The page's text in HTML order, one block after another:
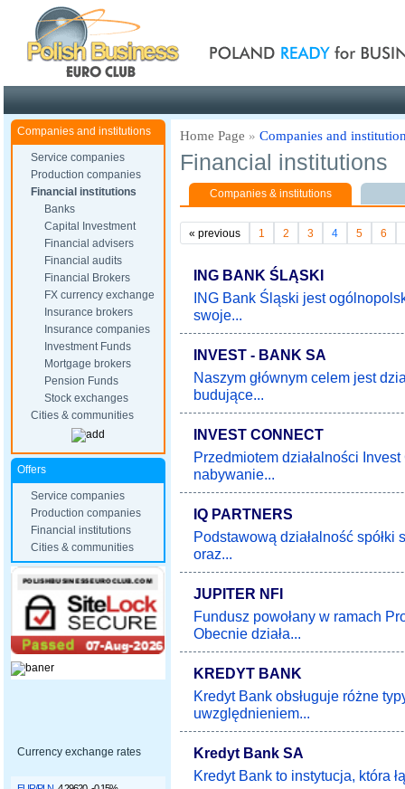
Companies and institutions
Service companies
Production companies
Financial institutions
Banks
Capital Investment
Financial advisers
Financial audits
Financial Brokers
FX currency exchange
Insurance brokers
Insurance companies
Investment Funds
Mortgage brokers
Pension Funds
Stock exchanges
Cities & communities
Offers
Service companies
Production companies
Financial institutions
Cities & communities
Currency exchange rates
Home Page » Companies and
Financial institutions
Companies & institutions
« previous 1 2 3 4 5 6
ING BANK ŚLĄSKI
ING Bank Śląski jest
swoje...
INVEST - BANK SA
Naszym głównym celem jest
budujące...
INVEST CONNECT
Przedmiotem działalności
nabywanie...
IQ PARTNERS
Podstawową działalność
oraz...
JUPITER NFI
Fundusz powołany w ramach
Obecnie działa...
KREDYT BANK
Kredyt Bank obsługuje różne
uwzględnieniem...
Kredyt Bank SA
Kredyt Bank to instytucja, która